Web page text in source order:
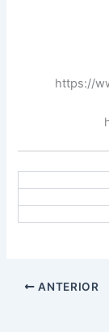
https://
ANTERIOR